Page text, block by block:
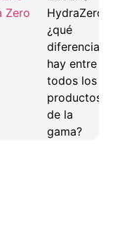
HydraZero:
¿qué
diferencias
hay entre
todos los
productos
de la
gama?